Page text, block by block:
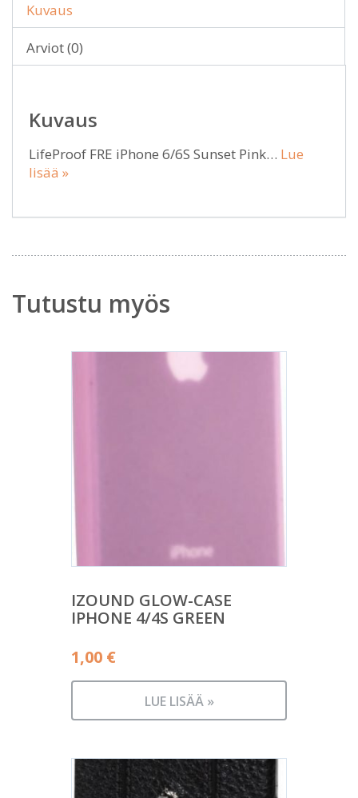
Kuvaus
Arviot (0)
Kuvaus
LifeProof FRE iPhone 6/6S Sunset Pink… Lue
lisää »
Tutustu myös
IZOUND GLOW-CASE
IPHONE 4/4S GREEN
1,00 €
LUE LISÄÄ »